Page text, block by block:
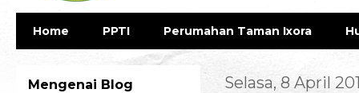
Home PPTI Perumahan Taman Ixora
Selasa, 8 April
Mengenai Blog